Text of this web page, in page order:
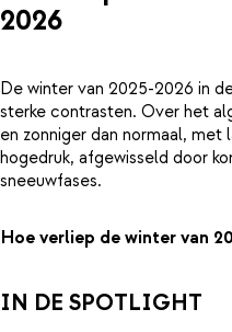
2026
De winter van 2025-2026 in
sterke contrasten. Over het
en zonniger dan normaal,
hogedruk, afgewisseld door
sneeuwfases.
Hoe verliep de winter van
IN DE SPOTLIGHT